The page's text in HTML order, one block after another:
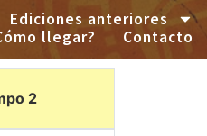
Ediciones anteriores
llegar?
Contacto
2